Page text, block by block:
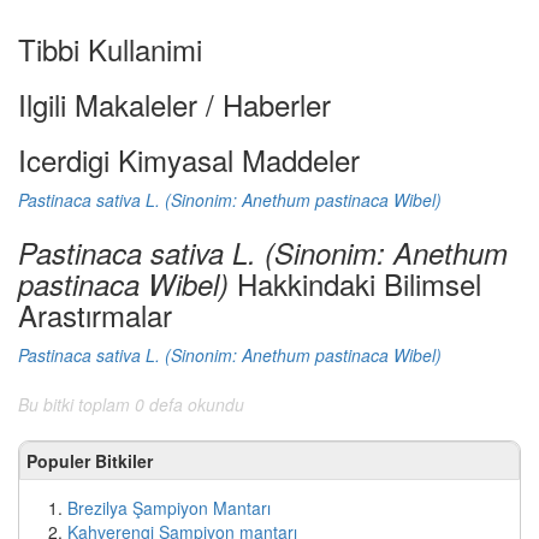
Tibbi Kullanimi
Ilgili Makaleler / Haberler
Icerdigi Kimyasal Maddeler
Pastinaca sativa L. (Sinonim: Anethum pastinaca Wibel)
Pastinaca sativa L. (Sinonim: Anethum
pastinaca Wibel) Hakkindaki Bilimsel
Arastırmalar
Pastinaca sativa L. (Sinonim: Anethum pastinaca Wibel)
Bu bitki toplam 0 defa okundu
Populer Bitkiler
Brezilya Şampiyon Mantarı
Kahverengi Şampiyon mantarı